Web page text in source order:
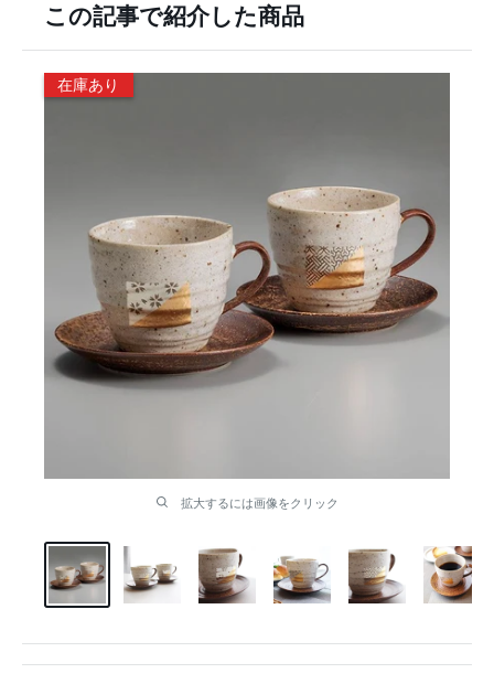
この記事で紹介した商品
在庫あり
拡大するには画像をクリック